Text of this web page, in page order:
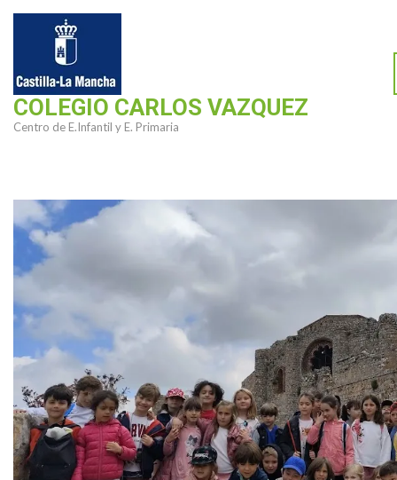
Saltar
contenido
(presiona
tecla
COLEGIO CARLOS VAZQUEZ
Centro de E.Infantil y E. Primaria